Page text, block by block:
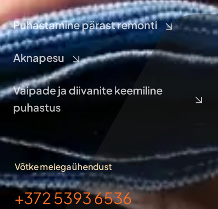
Puhastamine pärast remonti
Aknapesu
Vaipade ja diivanite keemiline
puhastus
Võtke meiega ühendust
+372 5393 6536